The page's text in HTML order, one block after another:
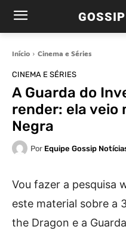
Início Cinema e Séries
CINEMA E SÉRIES
A Guarda do
render: ela veio
Negra
Por Equipe Gossip
Vou fazer a pesquisa
este material sobre a
the Dragon e a